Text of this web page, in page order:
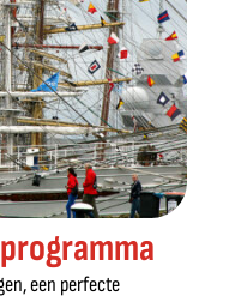
een perfecte